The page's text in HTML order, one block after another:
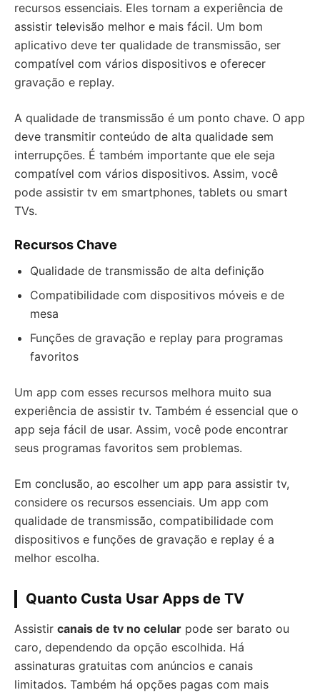
recursos essenciais. Eles tornam a experiência de
assistir televisão melhor e mais fácil. Um bom
aplicativo deve ter qualidade de transmissão, ser
compatível com vários dispositivos e oferecer
gravação e replay.
A qualidade de transmissão é um ponto chave. O app
deve transmitir conteúdo de alta qualidade sem
interrupções. É também importante que ele seja
compatível com vários dispositivos. Assim, você
pode assistir tv em smartphones, tablets ou smart
TVs.
Recursos Chave
Qualidade de transmissão de alta definição
Compatibilidade com dispositivos móveis e de
mesa
Funções de gravação e replay para programas
favoritos
Um app com esses recursos melhora muito sua
experiência de assistir tv. Também é essencial que o
app seja fácil de usar. Assim, você pode encontrar
seus programas favoritos sem problemas.
Em conclusão, ao escolher um app para assistir tv,
considere os recursos essenciais. Um app com
qualidade de transmissão, compatibilidade com
dispositivos e funções de gravação e replay é a
melhor escolha.
Quanto Custa Usar Apps de TV
Assistir canais de tv no celular pode ser barato ou
caro, dependendo da opção escolhida. Há
assinaturas gratuitas com anúncios e canais
limitados. Também há opções pagas com mais